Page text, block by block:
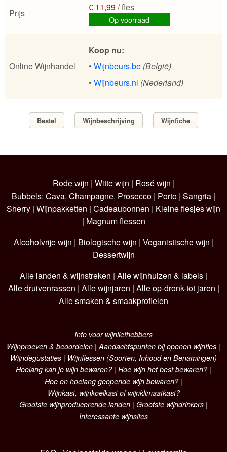
Prijs
€ 11,99/ fles
Op voorraad
Online Wijnhandel
Koop nu:
• Wijnbeurs.be (België)
• Wijnbeurs.nl (Nederland)
Bestel Wijnbeschrijving Wijnfiche
Rode wijn | Witte wijn | Rosé wijn |
Bubbels: Cava, Champagne, Prosecco | Porto | Sangria |
Sherry | Wijnpakketten | Cadeaubonnen | Kleine flesjes wijn
| Magnum flessen
Alcoholvrije wijn | Biologische wijn | Veganistische wijn |
Dessertwijn
Alle landen & wijnstreken | Alle wijnhuizen & labels |
Alle druivenrassen | Alle wijnjaren | Alle op-dronk-tot jaren |
Alle smaken & smaakprofielen
Info voor wijnliefhebbers
Wijnproeven & beoordelen |Aandachtspunten bij openen wijnfles |
Wijndegustaties | Wijnflessen (Soorten, Inhoud en Benamingen)
Hoelang kan je wijn bewaren?| Hoe wijn het best bewaren?|
Hoe en hoelang geopende wijn bewaren?|
Wijnkast, wijnkoelkast of wijnklimaatkast?
Grootste wijnproducerende landen | Grootste wijndrinkers |
Interessante wijnsites